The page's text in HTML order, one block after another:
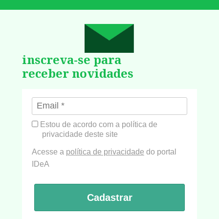
inscreva-se para
receber novidades
Estou de acordo com a política de
privacidade deste site
Acesse a política de privacidade do portal
IDeA
Cadastrar